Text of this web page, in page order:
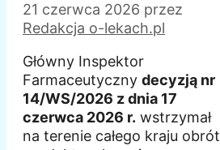
21 czerwca 2026 przez
Redakcja o-lekach.pl
Główny Inspektor
Farmaceutyczny decyzją nr
14/WS/2026 z dnia 17
czerwca 2026 r. wstrzymał
na terenie całego kraju obrót